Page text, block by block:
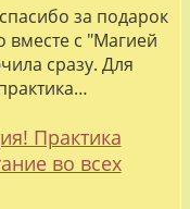
за подарок
вместе с "Магией
сразу. Для
Практика
во всех